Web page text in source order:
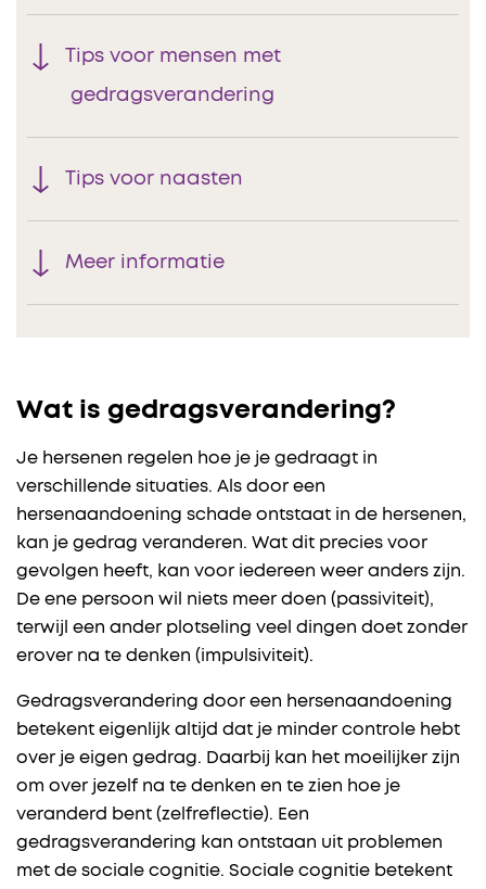
Tips voor mensen met
gedragsverandering
Tips voor naasten
Meer informatie
Wat is gedragsverandering?
Je hersenen regelen hoe je je gedraagt in
verschillende situaties. Als door een
hersenaandoening schade ontstaat in de hersenen,
kan je gedrag veranderen. Wat dit precies voor
gevolgen heeft, kan voor iedereen weer anders zijn.
De ene persoon wil niets meer doen (passiviteit),
terwijl een ander plotseling veel dingen doet zonder
erover na te denken (impulsiviteit).
Gedragsverandering door een hersenaandoening
betekent eigenlijk altijd dat je minder controle hebt
over je eigen gedrag. Daarbij kan het moeilijker zijn
om over jezelf na te denken en te zien hoe je
veranderd bent (zelfreflectie). Een
gedragsverandering kan ontstaan uit problemen
met de sociale cognitie. Sociale cognitie betekent